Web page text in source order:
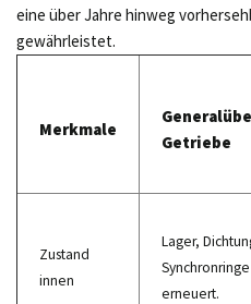
eine über Jahre hinweg
gewährleistet.
Merkmale
Getriebe
Zustand
innen
Lager,
Synchronringe
erneuert.